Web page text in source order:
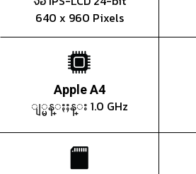
640 x 960 Pixels
Apple A4
ျ္မန္ႏႈန္း 1.0 GHz